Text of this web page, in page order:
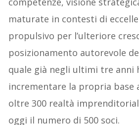
maturate in contesti di
propulsivo per l’ulteriore
posizionamento autorevole
quale già negli ultimi tre anni
incrementare la propria base
oltre 300 realtà
oggi il numero di 500 soci.